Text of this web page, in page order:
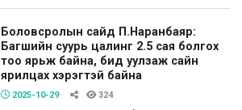
Боловсролын сайд П.Наранбаяр:
Багшийн суурь цалинг 2.5 сая болгох
тоо ярьж байна, бид уулзаж сайн
ярилцах хэрэгтэй байна
2025-10-29 324